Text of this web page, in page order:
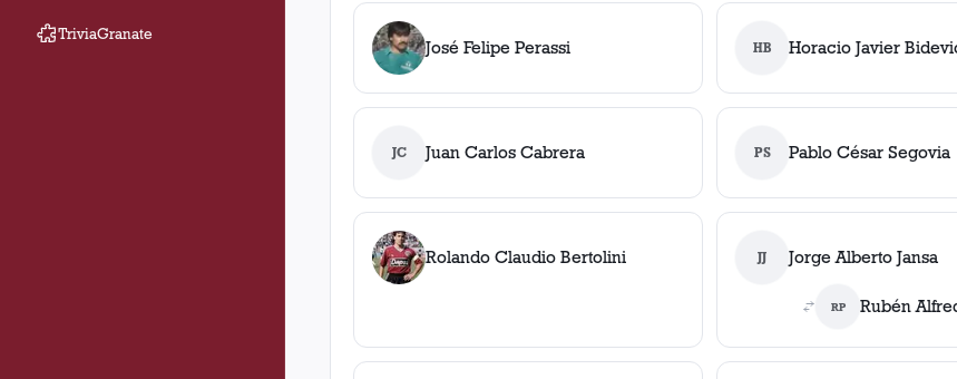
TriviaGranate
José Felipe Perassi HB Horacio Javier
JC Juan Carlos Cabrera PS Pablo César Segovia
Rolando Claudio Bertolini JJ Jorge Alberto Jansa
RP Rubén